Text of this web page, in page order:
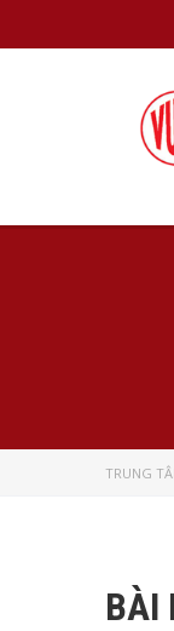
TRUNG
BÀI